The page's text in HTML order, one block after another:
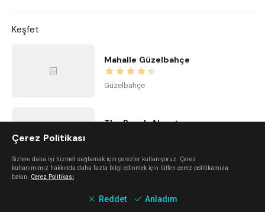
Keşfet
Mahalle Güzelbahçe
Güzelbahçe
The Beach Alaçatı
Çerez Politikası
Sizlere daha iyi hizmet sağlamak için çerezler kullanıyoruz. Çerez
kullanımımız hakkında daha fazla bilgi edinmek için lütfen çerez politikamıza
bakın. Çerez Politikası
Reddet Anladım